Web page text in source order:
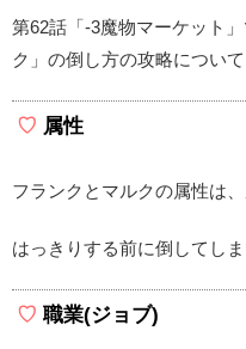
第62話「-3魔物マーケット
ク」の倒し方の攻略につい
属性
フランクとマルクの属性は
はっきりする前に倒してし
職業(ジョブ)